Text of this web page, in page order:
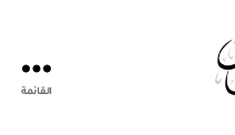
القائمة